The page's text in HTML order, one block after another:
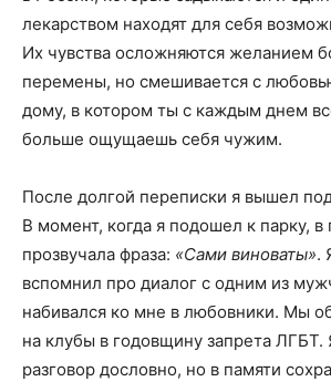
лекарством находят для себя
Их чувства осложняются желанием
перемены, но смешивается с
дому, в котором ты с каждым днем
больше ощущаешь себя чужим.
После долгой переписки я вышел
В момент, когда я подошел к парку, в
прозвучала фраза: «Сами виноваты».
вспомнил про диалог с одним из
набивался ко мне в любовники. Мы
на клубы в годовщину запрета
разговор дословно, но в памяти